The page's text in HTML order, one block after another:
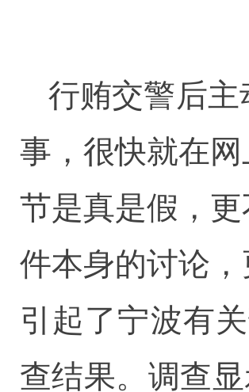
行贿交警后
事，很快就在
节是真是假，
件本身的讨论
引起了宁波有
查结果。调查